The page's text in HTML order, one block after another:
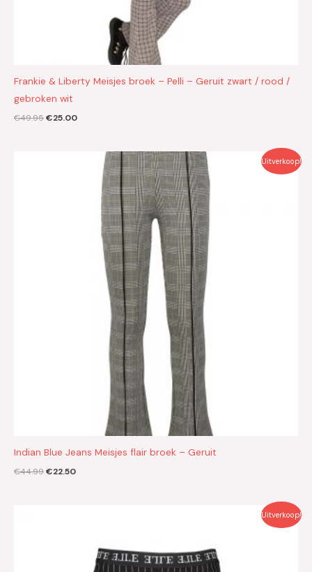
Frankie & Liberty Meisjes broek – Pelli – Geruit zwart / rood /
gebroken wit
€49.95€25.00
Uitverkoop!
Indian Blue Jeans Meisjes flair broek – Geruit
€44.99
Oorspronkelijke
€22.50
Huidige
€22.50.
Uitverkoop!